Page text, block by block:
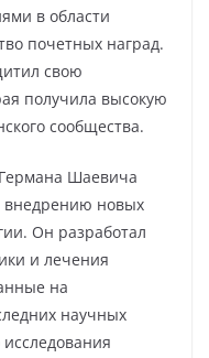
в области
почетных наград.
свою
получила высокую
сообщества.
Шаевича
внедрению новых
Он разработал
и лечения
на
научных